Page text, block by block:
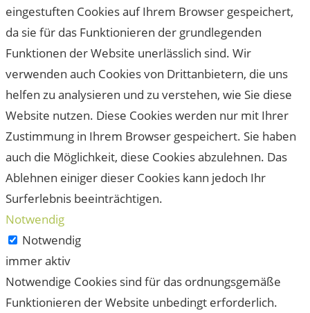
eingestuften Cookies auf Ihrem Browser gespeichert,
da sie für das Funktionieren der grundlegenden
Funktionen der Website unerlässlich sind. Wir
verwenden auch Cookies von Drittanbietern, die uns
helfen zu analysieren und zu verstehen, wie Sie diese
Website nutzen. Diese Cookies werden nur mit Ihrer
Zustimmung in Ihrem Browser gespeichert. Sie haben
auch die Möglichkeit, diese Cookies abzulehnen. Das
Ablehnen einiger dieser Cookies kann jedoch Ihr
Surferlebnis beeinträchtigen.
Notwendig
Notwendig
immer aktiv
Notwendige Cookies sind für das ordnungsgemäße
Funktionieren der Website unbedingt erforderlich.